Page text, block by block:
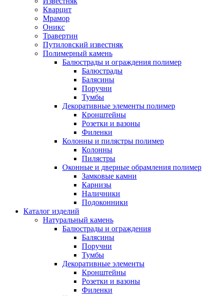
Кварцит
Мрамор
Оникс
Травертин
Путиловский известняк
Полимерный камень
Балюстрады и ограждения полимер
Балюстрады
Балясины
Поручни
Тумбы
Декоративные элементы полимер
Кронштейны
Розетки и вазоны
Филенки
Колонны и пилястры полимер
Колонны
Пилястры
Оконные и дверные обрамления полимер
Замковые камни
Карнизы
Наличники
Подоконники
Каталог изделий
Натуральный камень
Балюстрады и ограждения
Балясины
Поручни
Тумбы
Декоративные элементы
Кронштейны
Розетки и вазоны
Филенки